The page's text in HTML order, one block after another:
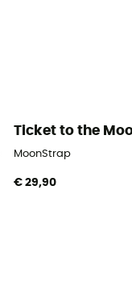
Ticket to the
MoonStrap
€ 29,90